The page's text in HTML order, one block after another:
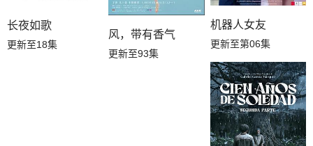
长夜如歌
更新至18集
风，带有香气
更新至93集
机器人女友
更新至第06集